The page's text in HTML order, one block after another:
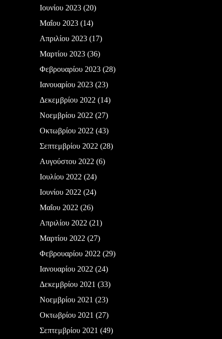
Ιουνίου 2023(20)
Μαΐου 2023(14)
Απριλίου 2023(17)
Μαρτίου 2023(36)
Φεβρουαρίου 2023(28)
Ιανουαρίου 2023(23)
Δεκεμβρίου 2022 (14)
Νοεμβρίου 2022 (27)
Οκτωβρίου 2022 (43)
Σεπτεμβρίου 2022 (28)
Αυγούστου 2022 (6)
Ιουλίου 2022 (24)
Ιουνίου 2022 (24)
Μαΐου 2022 (26)
Απριλίου 2022 (21)
Μαρτίου 2022 (27)
Φεβρουαρίου 2022 (29)
Ιανουαρίου 2022 (24)
Δεκεμβρίου 2021 (33)
Νοεμβρίου 2021 (23)
Οκτωβρίου 2021 (27)
Σεπτεμβρίου 2021 (49)